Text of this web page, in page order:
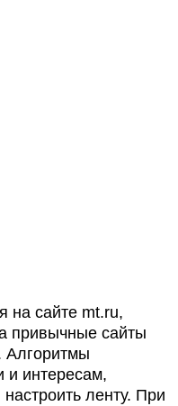
на сайте mt.ru,
привычные сайты
Алгоритмы
и интересам,
ленту. При